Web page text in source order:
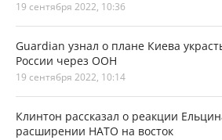
19 сентября 2022, 10:36
Guardian узнал о плане Киева
России через ООН
19 сентября 2022, 10:14
Клинтон рассказал о реакции
расширении НАТО на восток